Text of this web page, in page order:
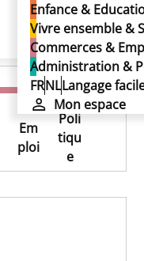
Enfance &
Vivre ensemble &
Commerces &
Administration &
FRNLLangage
Mon espace
Co
mm
erc
es
&
Em
ploi
Ad
min
istr
atio
n &
Poli
tiqu
e